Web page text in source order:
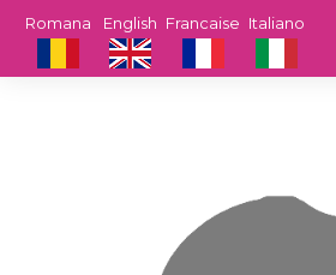
Italiano
Francaise
English
Romana